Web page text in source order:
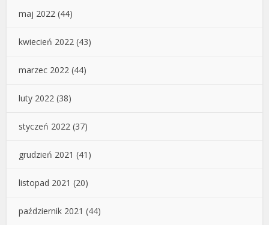
maj 2022 (44)
kwiecień 2022 (43)
marzec 2022 (44)
luty 2022 (38)
styczeń 2022 (37)
grudzień 2021 (41)
listopad 2021 (20)
październik 2021 (44)